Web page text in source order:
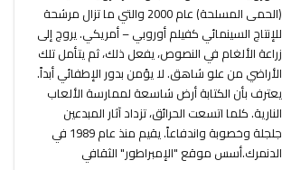
(الحمى المسلحة) عام 2000 والتي ما تزال مرشحة
للإنتاج السينمائي كفيلم أوروبي – أمريكي. يروج إلى
زراعة الألغام في النصوص، يفعل ذلك، ثم يتأمل تلك
الأراضي من علو شاهق. لا يؤمن بدور الإطفائي أبداً.
يعترف بأن الكتابة أرض شاسعة لممارسة الألعاب
النارية. كلما اتسعت الحرائق، تزداد آثار المبدعين
جلجلة وخصوبة واندفاعاً. يقيم منذ عام 1989 في
الدنمرك.أسس موقع "الإمبراطور" الثقافي